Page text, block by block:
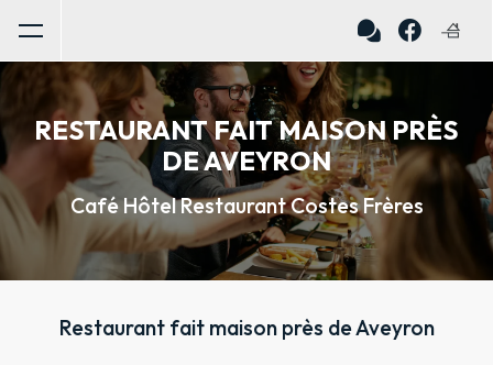
RESTAURANT FAIT MAISON PRÈS
DE AVEYRON
Café Hôtel Restaurant Costes Frères
Restaurant fait maison près de Aveyron